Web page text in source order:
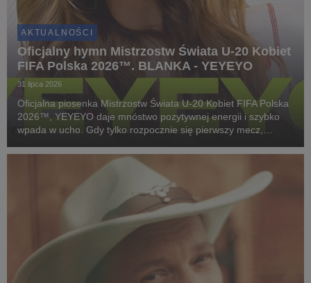
AKTUALNOŚCI
Oficjalny hymn Mistrzostw Świata U-20 Kobiet
FIFA Polska 2026™. BLANKA - YEYEYO
31 lipca 2026
Oficjalna piosenka Mistrzostw Świata U-20 Kobiet FIFA Polska
2026™, YEYEYO daje mnóstwo pozytywnej energii i szybko
wpada w ucho. Gdy tylko rozpocznie się pierwszy mecz,
tego utworu!